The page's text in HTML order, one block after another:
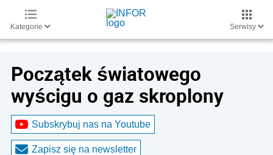
Kategorie Serwisy
Początek światowego
wyścigu o gaz skroplony
Subskrybuj nas na Youtube
Zapisz się na newsletter